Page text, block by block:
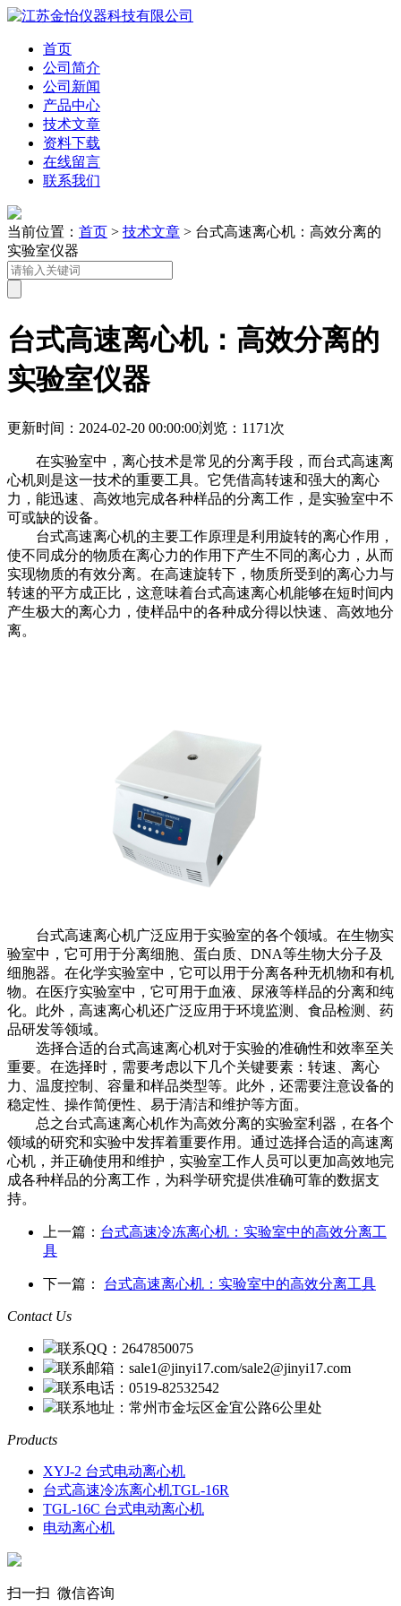
首页
公司简介
公司新闻
产品中心
技术文章
资料下载
在线留言
联系我们
当前位置： 首页 > 技术文章 > 台式高速离心机：高效分离的
实验室仪器
台式高速离心机：高效分离的
实验室仪器
更新时间：2024-02-20 00:00:00浏览：1171次
在实验室中，离心技术是常见的分离手段，而台式高速离
心机则是这一技术的重要工具。它凭借高转速和强大的离心
力，能迅速、高效地完成各种样品的分离工作，是实验室中不
可或缺的设备。
台式高速离心机的主要工作原理是利用旋转的离心作用，
使不同成分的物质在离心力的作用下产生不同的离心力，从而
实现物质的有效分离。在高速旋转下，物质所受到的离心力与
转速的平方成正比，这意味着台式高速离心机能够在短时间内
产生极大的离心力，使样品中的各种成分得以快速、高效地分
离。
台式高速离心机广泛应用于实验室的各个领域。在生物实
验室中，它可用于分离细胞、蛋白质、DNA等生物大分子及
细胞器。在化学实验室中，它可以用于分离各种无机物和有机
物。在医疗实验室中，它可用于血液、尿液等样品的分离和纯
化。此外，高速离心机还广泛应用于环境监测、食品检测、药
品研发等领域。
选择合适的台式高速离心机对于实验的准确性和效率至关
重要。在选择时，需要考虑以下几个关键要素：转速、离心
力、温度控制、容量和样品类型等。此外，还需要注意设备的
稳定性、操作简便性、易于清洁和维护等方面。
总之台式高速离心机作为高效分离的实验室利器，在各个
领域的研究和实验中发挥着重要作用。通过选择合适的高速离
心机，并正确使用和维护，实验室工作人员可以更加高效地完
成各种样品的分离工作，为科学研究提供准确可靠的数据支
持。
上一篇： 台式高速冷冻离心机：实验室中的高效分离工
具
下一篇： 台式高速离心机：实验室中的高效分离工具
Contact Us
联系QQ：2647850075
联系邮箱：sale1@jinyi17.com/sale2@jinyi17.com
联系电话：0519-82532542
联系地址：常州市金坛区金宜公路6公里处
Products
XYJ-2 台式电动离心机
台式高速冷冻离心机TGL-16R
TGL-16C 台式电动离心机
电动离心机
扫一扫 微信咨询